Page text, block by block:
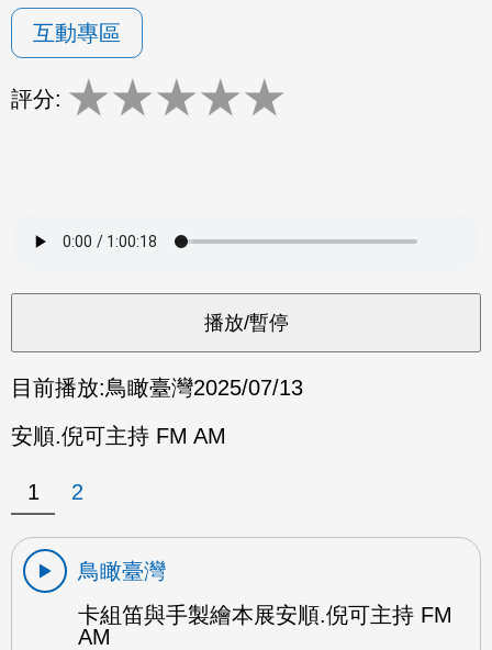
互動專區
評分: ★★★★★
目前播放:鳥瞰臺灣2025/07/13
安順.倪可主持 FM AM
1 2
鳥瞰臺灣
卡組笛與手製繪本展安順.倪可主持 FM
AM